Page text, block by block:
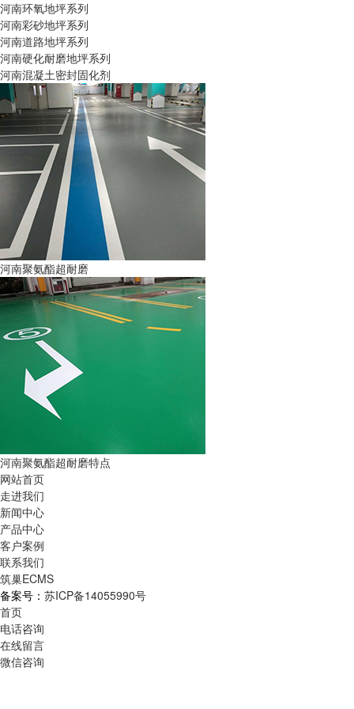
河南环氧地坪系列
河南彩砂地坪系列
河南道路地坪系列
河南硬化耐磨地坪系列
河南混凝土密封固化剂
河南聚氨酯超耐磨
河南聚氨酯超耐磨特点
网站首页
走进我们
新闻中心
产品中心
客户案例
联系我们
筑巢ECMS
备案号： 苏ICP备14055990号
首页
电话咨询
在线留言
微信咨询